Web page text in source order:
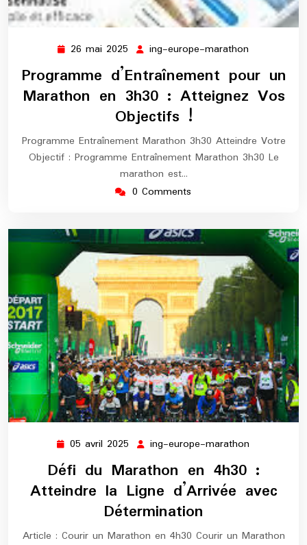
26 mai 2025 26
mai
2025
ing-europe-marathon
marathon
Programme d’Entraînement pour un
Marathon en 3h30 : Atteignez Vos
Objectifs !
Programme Entraînement Marathon 3h30 Atteindre Votre
Objectif : Programme Entraînement Marathon 3h30 Le
marathon est…
0 Comments
05 avril 2025 05
2025
ing-europe-marathon
marathon
Défi du Marathon en 4h30 :
Atteindre la Ligne d’Arrivée avec
Détermination
Article : Courir un Marathon en 4h30 Courir un Marathon